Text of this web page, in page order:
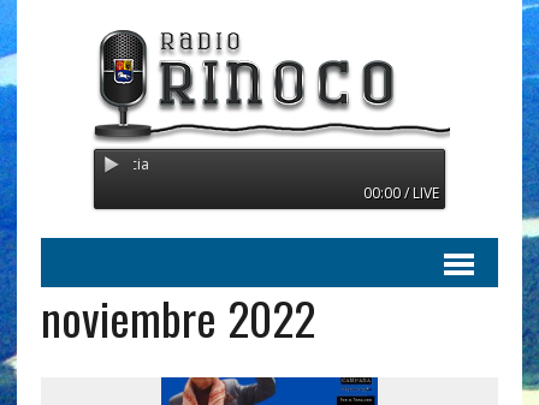
Radio Orinoco -
00:00 / LIVE
noviembre 2022